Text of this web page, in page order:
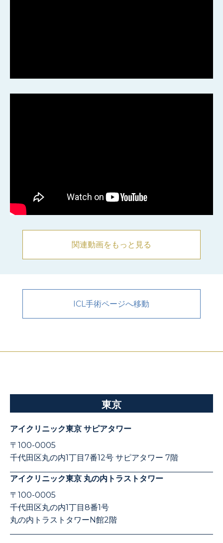
関連動画をもっと見る
ICL手術ページへ移動
東京
アイクリニック東京 サピアタワー
〒100-0005
千代田区丸の内1丁目7番12号 サピアタワー 7階
アイクリニック東京 丸の内トラストタワー
〒100-0005
千代田区丸の内1丁目8番1号
丸の内トラストタワーN館2階